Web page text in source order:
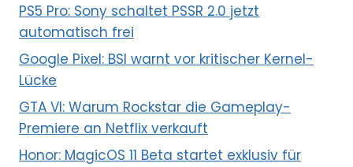
PS5 Pro: Sony schaltet PSSR 2.0 jetzt
automatisch frei
Google Pixel: BSI warnt vor kritischer Kernel-
Lücke
GTA VI: Warum Rockstar die Gameplay-
Premiere an Netflix verkauft
Honor: MagicOS 11 Beta startet exklusiv für